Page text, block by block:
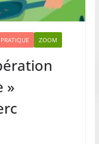
ZOOM
»